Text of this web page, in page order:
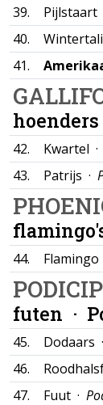
39.
40.
41.
hoenders
42. Kwartel ·
43.
Patrijs ·
44. Flamingo
futen ·
45. Dodaars ·
46.
47.
Fuut ·